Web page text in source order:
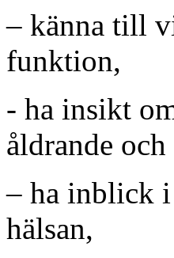
– känna till
funktion,
- ha insikt
åldrande
– ha inblick i
hälsan,